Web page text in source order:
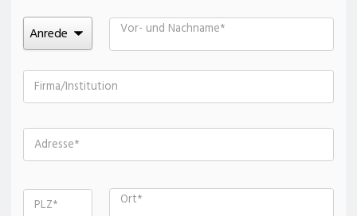
Vor- und Nachname
Firma/Institution
Adresse
PLZ Ort